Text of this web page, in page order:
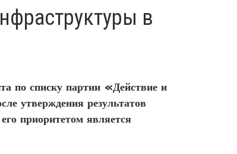
в
по списку партии «Действие и
утверждения результатов
приоритетом является